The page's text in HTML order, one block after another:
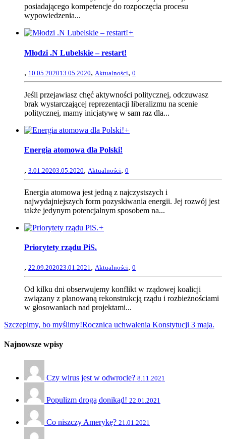
posiadającego kompetencje do rozpoczęcia procesu
wypowiedzenia...
+
Młodzi .N Lubelskie – restart!
, 10.05.202013.05.2020, Aktualności, 0
Jeśli przejawiasz chęć aktywności politycznej, odczuwasz
brak wystarczającej reprezentacji liberalizmu na scenie
politycznej, mamy inicjatywę w sam raz dla...
+
Energia atomowa dla Polski!
, 3.01.20203.05.2020, Aktualności, 0
Energia atomowa jest jedną z najczystszych i
najwydajniejszych form pozyskiwania energii. Jej rozwój jest
także jedynym potencjalnym sposobem na...
+
Priorytety rządu PiS.
, 22.09.202023.01.2021, Aktualności, 0
Od kilku dni obserwujemy konflikt w rządowej koalicji
związany z planowaną rekonstrukcją rządu i rozbieżnościami
w głosowaniach nad projektami...
Szczepimy, bo myślimy!Rocznica uchwalenia Konstytucji 3 maja.
Najnowsze wpisy
Czy wirus jest w odwrocie? 8.11.2021
Populizm drogą donikąd! 22.01.2021
Co niszczy Amerykę? 21.01.2021